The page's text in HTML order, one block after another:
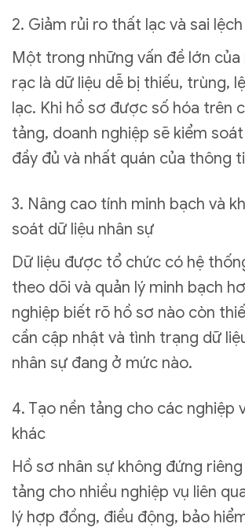
2. Giảm rủi ro thất lạc và sai
Một trong những vấn đề lớn
rạc là dữ liệu dễ bị thiếu, trùng,
lạc. Khi hồ sơ được số hóa trên
tảng, doanh nghiệp sẽ kiểm
đầy đủ và nhất quán của thông
3. Nâng cao tính minh bạch và
soát dữ liệu nhân sự
Dữ liệu được tổ chức có hệ
theo dõi và quản lý minh bạch
nghiệp biết rõ hồ sơ nào còn
cần cập nhật và tình trạng dữ
nhân sự đang ở mức nào.
4. Tạo nền tảng cho các nghiệp
khác
Hồ sơ nhân sự không đứng
tảng cho nhiều nghiệp vụ liên
lý hợp đồng, điều động, bảo